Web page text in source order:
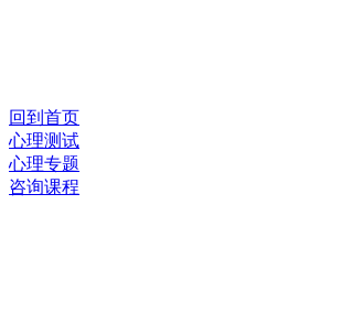
回到首页
心理测试
心理专题
咨询课程